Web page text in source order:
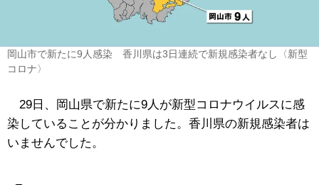
岡山市で新たに9人感染 香川県は3日連続で新規感染者なし〈新型
コロナ〉
29日、岡山県で新たに9人が新型コロナウイルスに感
染していることが分かりました。香川県の新規感染者は
いませんでした。